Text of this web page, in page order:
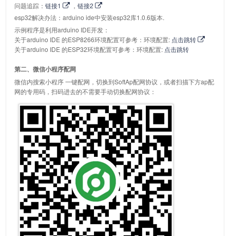
问题追踪： 链接1 ， 链接2
esp32解决办法：arduino ide中安装esp32库1.0.6版本.
示例程序是利用arduino IDE开发：
关于arduino IDE 的ESP8266环境配置可参考：环境配置: 点击跳转
关于arduino IDE 的ESP32环境配置可参考：环境配置: 点击跳转
第二、微信小程序配网
微信内搜索小程序 一键配网，切换到SoftAp配网协议，或者扫描下方ap配
网的专用码，扫码进去的不需要手动切换配网协议：